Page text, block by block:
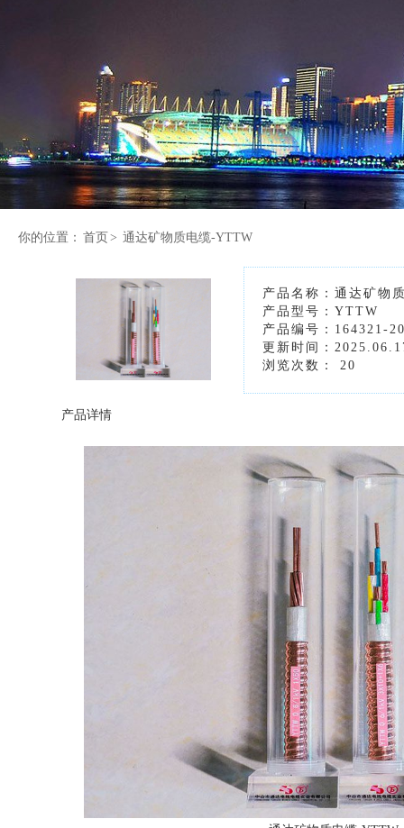
你的位置： 首页 > 通达矿物质电缆-YTTW
产品名称：通达矿物
产品型号：YTTW
产品编号：164321-
更新时间：
浏览次数： 20
产品详情